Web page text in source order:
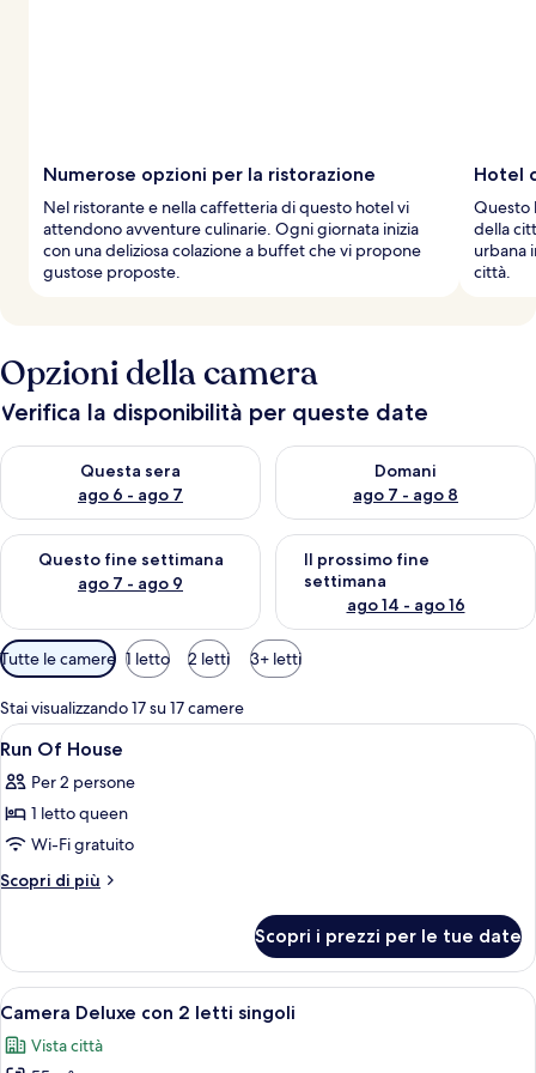
Numerose opzioni per la ristorazione
Nel ristorante e nella caffetteria di questo hotel vi
attendono avventure culinarie. Ogni giornata inizia
con una deliziosa colazione a buffet che vi propone
gustose proposte.
Hotel
Questo
della
urbana
città.
Opzioni della camera
Verifica la disponibilità per queste date
Questa sera
ago 6 - ago 7
Verifica la disponibilità per questa sera, ago 6 - ago 7
Domani
ago 7 - ago 8
Verifica la disponibilità per
Questo fine settimana
ago 7 - ago 9
Verifica la disponibilità per questo fine settimana, ago 7 - ago
Il prossimo fine
settimana
ago 14 - ago 16
Verifica la disponibilità per il
Filtri
disponibili
per
le
camere
Tutte le camere 1 letto 2 letti 3+ letti
Stai visualizzando 17 su 17 camere
Apri
tutte
le
foto
per
Run
Una moderna camera d'albergo
13
Run Of House
Per 2 persone
1 letto queen
Wi-Fi gratuito
Scopri di più
Altri
Of
House
Scopri i prezzi per le tue date
Apri
tutte
le
7
Camera Deluxe con 2 letti singoli
Vista città